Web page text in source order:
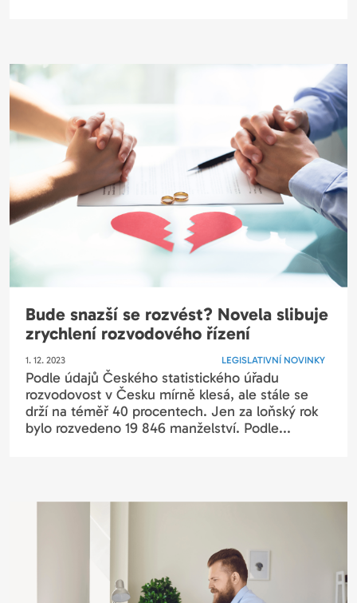
Bude snazší se rozvést? Novela slibuje
zrychlení rozvodového řízení
1. 12. 2023 LEGISLATIVNÍ NOVINKY
Podle údajů Českého statistického úřadu
rozvodovost v Česku mírně klesá, ale stále se
drží na téměř 40 procentech. Jen za loňský rok
bylo rozvedeno 19 846 manželství. Podle...